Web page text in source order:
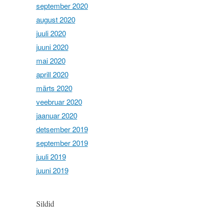
september 2020
august 2020
juuli 2020
juuni 2020
mai 2020
aprill 2020
märts 2020
veebruar 2020
jaanuar 2020
detsember 2019
september 2019
juuli 2019
juuni 2019
Sildid